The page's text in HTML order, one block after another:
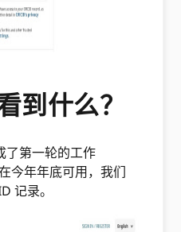
到什么？
了第一轮的工作
今年年底可用，我们
记录。